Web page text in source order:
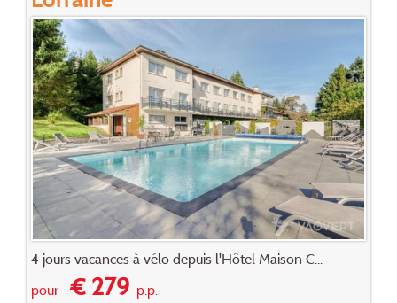
4 jours vacances à vélo depuis l'Hôtel Maison C...
pour€ 279p.p.